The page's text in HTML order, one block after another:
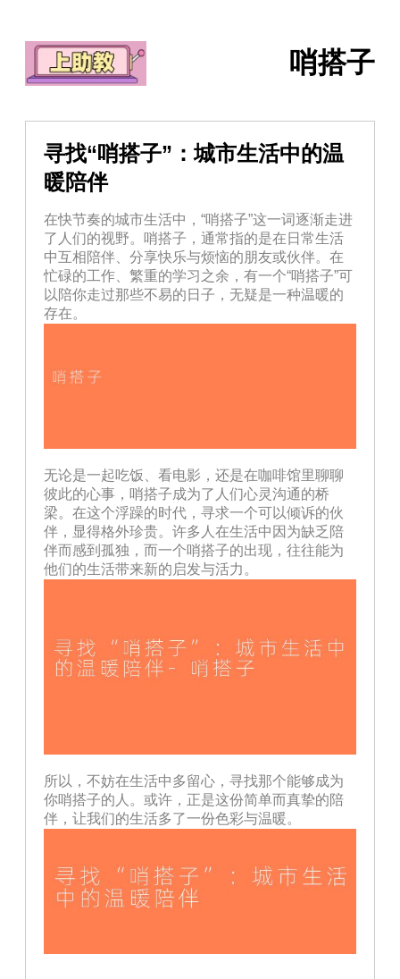
哨搭子
寻找“哨搭子”：城市生活中的温
暖陪伴
在快节奏的城市生活中，“哨搭子”这一词逐渐走进
了人们的视野。哨搭子，通常指的是在日常生活
中互相陪伴、分享快乐与烦恼的朋友或伙伴。在
忙碌的工作、繁重的学习之余，有一个“哨搭子”可
以陪你走过那些不易的日子，无疑是一种温暖的
存在。
无论是一起吃饭、看电影，还是在咖啡馆里聊聊
彼此的心事，哨搭子成为了人们心灵沟通的桥
梁。在这个浮躁的时代，寻求一个可以倾诉的伙
伴，显得格外珍贵。许多人在生活中因为缺乏陪
伴而感到孤独，而一个哨搭子的出现，往往能为
他们的生活带来新的启发与活力。
所以，不妨在生活中多留心，寻找那个能够成为
你哨搭子的人。或许，正是这份简单而真挚的陪
伴，让我们的生活多了一份色彩与温暖。